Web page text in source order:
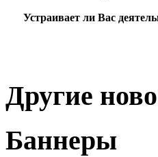
Устраивает ли Вас
Другие
Баннеры